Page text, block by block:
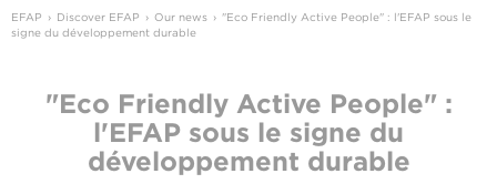
EFAP Discover EFAP Our news
"Eco Friendly Active People" : l'EFAP sous le
signe du développement durable
"Eco Friendly Active People" :
l'EFAP sous le signe du
développement durable